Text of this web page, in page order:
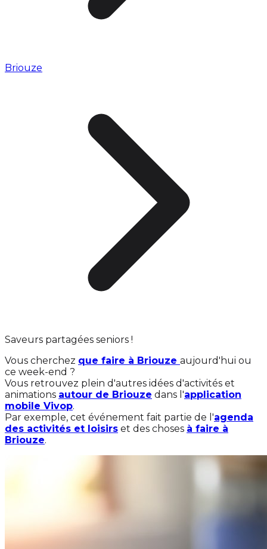
Briouze
Saveurs partagées seniors !
Vous cherchez que faire à Briouze aujourd'hui ou
ce week-end ?
Vous retrouvez plein d'autres idées d'activités et
animations autour de Briouze dans l'application
mobile Vivop.
Par exemple, cet événement fait partie de l'agenda
des activités et loisirs et des choses à faire à
Briouze.